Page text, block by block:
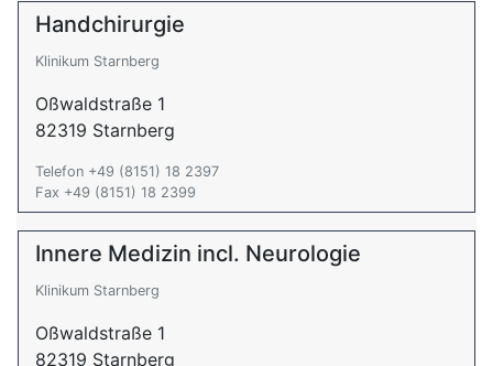
Handchirurgie
Klinikum Starnberg
Oßwaldstraße 1
82319 Starnberg
Telefon +49 (8151) 18 2397
Fax +49 (8151) 18 2399
Innere Medizin incl. Neurologie
Klinikum Starnberg
Oßwaldstraße 1
82319 Starnberg